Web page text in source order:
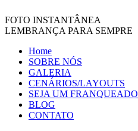
FOTO INSTANTÂNEA
LEMBRANÇA PARA SEMPRE
Home
SOBRE NÓS
GALERIA
CENÁRIOS/LAYOUTS
SEJA UM FRANQUEADO
BLOG
CONTATO